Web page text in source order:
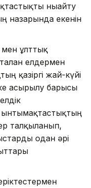
нығайту
назарында екенін
мен ұлттық
елдермен
қазіргі жай-күйі
асырылу барысы
ынтымақтастықтың
талқыланып,
одан әрі